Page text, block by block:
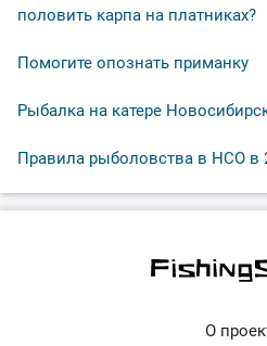
половить карпа на платниках?
Помогите опознать приманку
Рыбалка на катере
Правила рыболовства в НСО в
О